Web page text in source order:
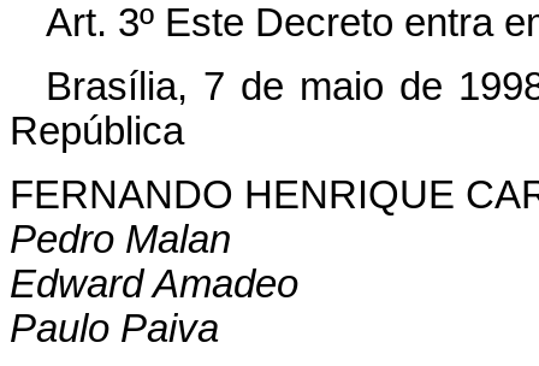
Art. 3º Este Decreto entra
Brasília, 7 de maio de
República
FERNANDO HENRIQUE
Pedro Malan
Edward Amadeo
Paulo Paiva